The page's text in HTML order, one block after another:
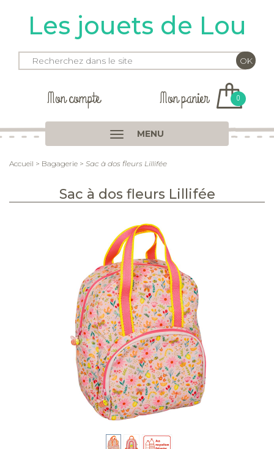
Les jouets de Lou
Mon compte Mon panier 0
MENU
Accueil > Bagagerie > Sac à dos fleurs Lillifée
Sac à dos fleurs Lillifée